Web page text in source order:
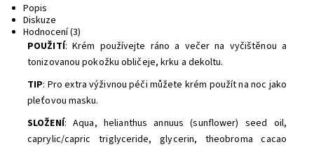
Popis
Diskuze
Hodnocení (3)
POUŽITÍ: Krém používejte ráno a večer na vyčištěnou a
tonizovanou pokožku obličeje, krku a dekoltu.
TIP: Pro extra výživnou péči můžete krém použít na noc jako
pleťovou masku.
SLOŽENÍ: Aqua, helianthus annuus (sunflower) seed oil,
caprylic/capric triglyceride, glycerin, theobroma cacao